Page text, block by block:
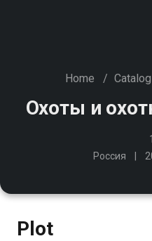
Home /
Охоты и
Россия
Plot